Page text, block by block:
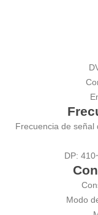
Frecuencia de señal
DP:
Modo